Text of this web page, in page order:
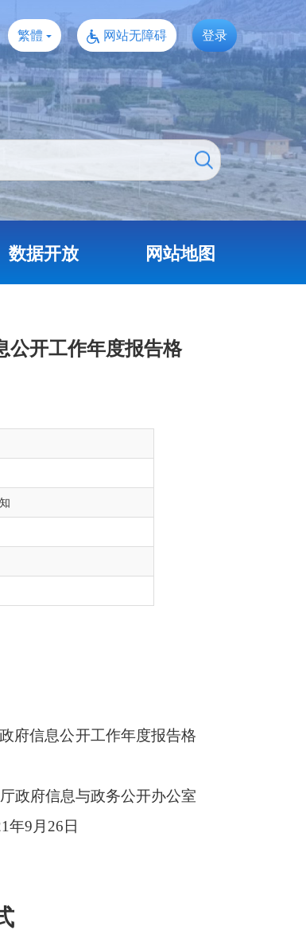
繁體 网站无障碍 登录
数据开放 网站地图
公开工作年度报告格
全面